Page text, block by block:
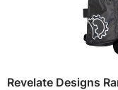
Revelate Designs